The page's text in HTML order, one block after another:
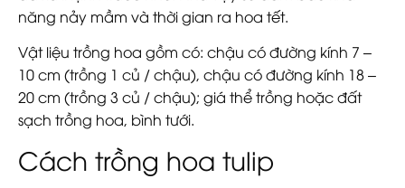
năng nảy mầm và thời gian ra hoa tết.
Vật liệu trồng hoa gồm có: chậu có đường kính 7 –
10 cm (trồng 1 củ / chậu), chậu có đường kính 18 –
20 cm (trồng 3 củ / chậu); giá thể trồng hoặc đất
sạch trồng hoa, bình tưới.
Cách trồng hoa tulip